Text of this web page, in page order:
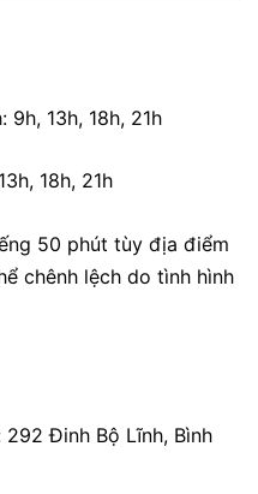
13h, 18h, 21h
18h, 21h
50 phút tùy địa điểm
chênh lệch do tình hình
Đinh Bộ Lĩnh, Bình